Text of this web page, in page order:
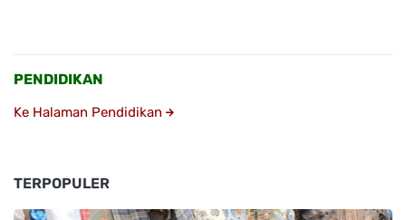
PENDIDIKAN
Ke Halaman Pendidikan
TERPOPULER